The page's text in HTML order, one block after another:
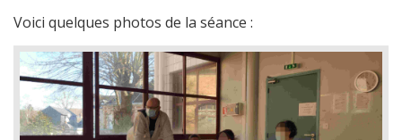
Voici quelques photos de la séance :